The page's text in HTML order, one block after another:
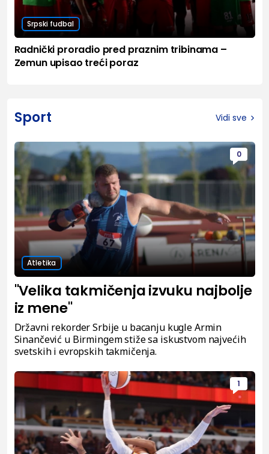
Srpski fudbal
Radnički proradio pred praznim tribinama –
Zemun upisao treći poraz
Sport Vidi sve
0
Atletika
"Velika takmičenja izvuku najbolje
iz mene"
Državni rekorder Srbije u bacanju kugle Armin
Sinančević u Birmingem stiže sa iskustvom najvećih
svetskih i evropskih takmičenja.
1